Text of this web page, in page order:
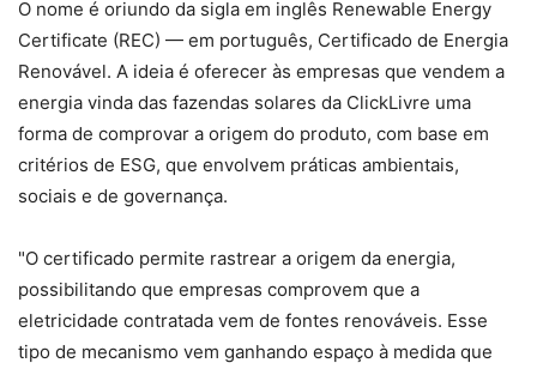
O nome é oriundo da sigla em inglês Renewable Energy
Certificate (REC) — em português, Certificado de Energia
Renovável. A ideia é oferecer às empresas que vendem a
energia vinda das fazendas solares da ClickLivre uma
forma de comprovar a origem do produto, com base em
critérios de ESG, que envolvem práticas ambientais,
sociais e de governança.
"O certificado permite rastrear a origem da energia,
possibilitando que empresas comprovem que a
eletricidade contratada vem de fontes renováveis. Esse
tipo de mecanismo vem ganhando espaço à medida que